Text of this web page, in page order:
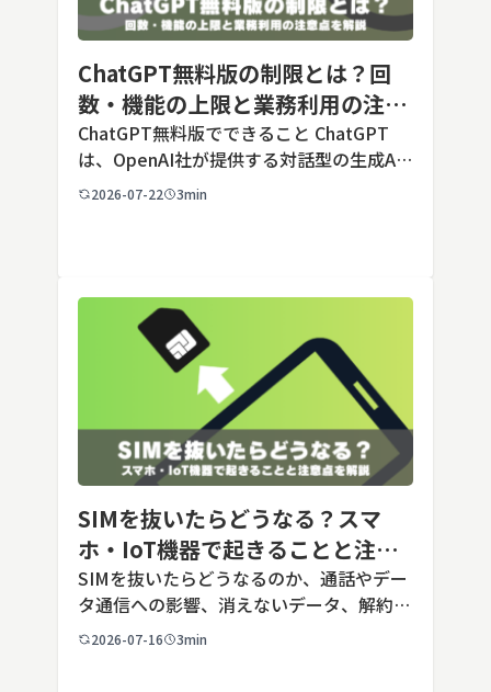
ChatGPT無料版の制限とは？回
数・機能の上限と業務利用の注意
点を解説【2026年最新】
ChatGPT無料版でできること ChatGPT
は、OpenAI社が提供する対話型の生成AI
サービスです。アカウントを登録すれば無
2026-07-22 3min
SIMを抜いたらどうなる？スマ
ホ・IoT機器で起きることと注意
点を解説
SIMを抜いたらどうなるのか、通話やデー
タ通信への影響、消えないデータ、解約や
端末譲渡時の注意点を整理。さらに法人・
2026-07-16 3min